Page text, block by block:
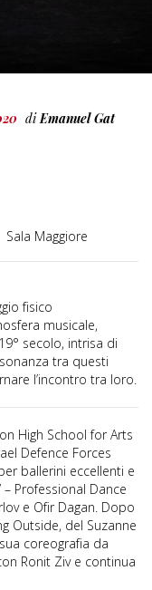
diEmanuel Gat
Sala Maggiore
fisico
musicale,
secolo, intrisa di
tra questi
l’incontro tra loro.
High School for Arts
Defence Forces
ballerini eccellenti e
Professional Dance
e Ofir Dagan. Dopo
Outside, del Suzanne
coreografia da
Ronit Ziv e continua